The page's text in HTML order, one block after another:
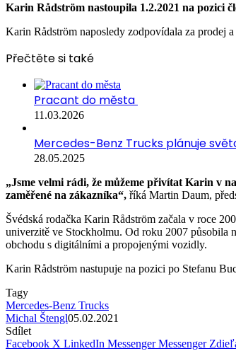
Karin Rådström nastoupila 1.2.2021 na pozici
Karin Rådström naposledy zodpovídala za prodej
Přečtěte si také
Pracant do města
11.03.2026
Mercedes-Benz Trucks plánuje
28.05.2025
„Jsme velmi rádi, že můžeme přivítat Karin v
zaměřené na zákazníka“, říká Martin Daum,
Švédská rodačka Karin Rådström začala v roce
univerzitě ve Stockholmu. Od roku 2007 působila
obchodu s digitálními a propojenými vozidly.
Karin Rådström nastupuje na pozici po Stefanu
Tagy
Mercedes-Benz Trucks
Michal Štengl05.02.2021
Sdílet
Facebook X LinkedIn Messenger Messenger